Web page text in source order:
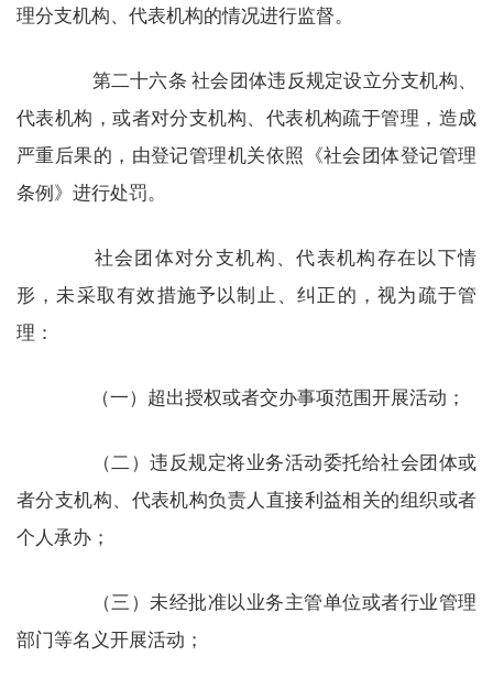
理分支机构、代表机构的情况进行监督。
第二十六条 社会团体违反规定设立分支机构、
代表机构，或者对分支机构、代表机构疏于管理，造成
严重后果的，由登记管理机关依照《社会团体登记管理
条例》进行处罚。
社会团体对分支机构、代表机构存在以下情
形，未采取有效措施予以制止、纠正的，视为疏于管
理：
（一）超出授权或者交办事项范围开展活动；
（二）违反规定将业务活动委托给社会团体或
者分支机构、代表机构负责人直接利益相关的组织或者
个人承办；
（三）未经批准以业务主管单位或者行业管理
部门等名义开展活动；